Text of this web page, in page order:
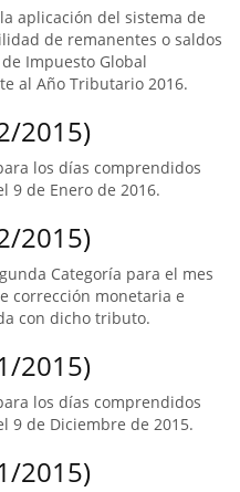
aplicación del sistema de
de remanentes o saldos
Impuesto Global
al Año Tributario 2016.
2015)
los días comprendidos
9 de Enero de 2016.
2015)
Categoría para el mes
corrección monetaria e
con dicho tributo.
2015)
los días comprendidos
9 de Diciembre de 2015.
2015)